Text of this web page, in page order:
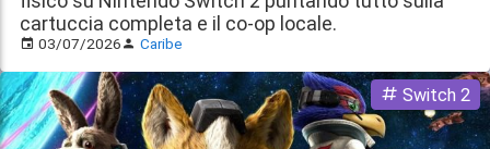
cartuccia completa e il co-op locale.
03/07/2026 Caribe
Switch 2